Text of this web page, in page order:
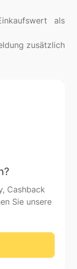
als
zusätzlich
Cashback
Sie unsere